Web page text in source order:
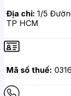
Địa chỉ: 1/5
TP HCM
Mã số thuế: